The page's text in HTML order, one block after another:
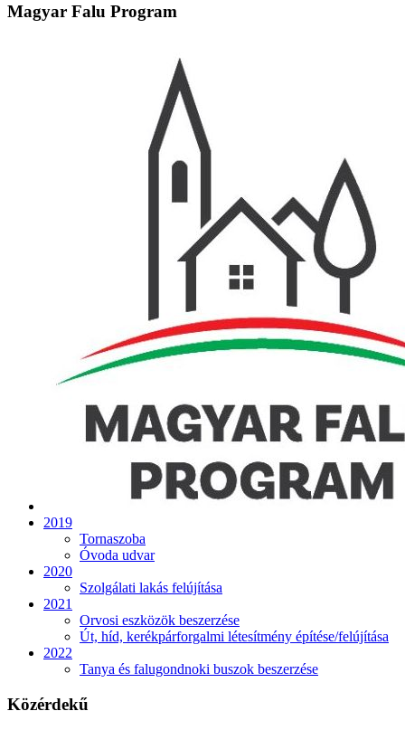
Magyar Falu Program
2019
Tornaszoba
Óvoda udvar
2020
Szolgálati lakás felújítása
2021
Orvosi eszközök beszerzése
Út, híd, kerékpárforgalmi létesítmény építése/felújítása
2022
Tanya és falugondnoki buszok beszerzése
Közérdekű